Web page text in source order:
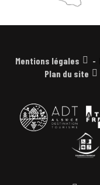
Mentions légales
Plan du site